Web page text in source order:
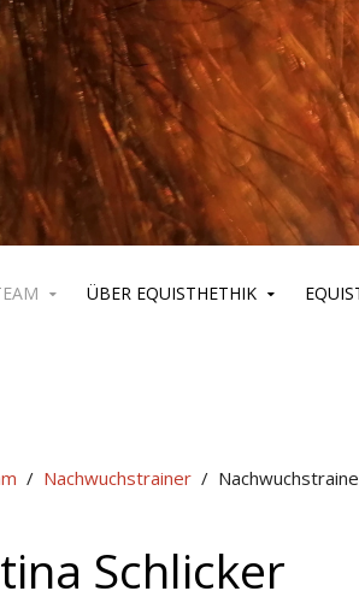
ÜBER EQUISTHETHIK
Nachwuchstrainer
Schlicker